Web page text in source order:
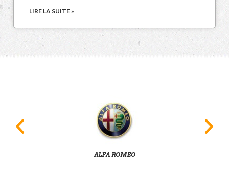
LIRE LA SUITE »
ALFA ROMEO